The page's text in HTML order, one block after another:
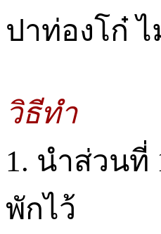
ปาท่องโก๋
วิธีทำ
1. นำส่วนที่
พักไว้